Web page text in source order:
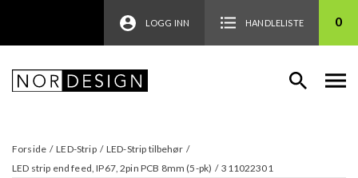
LOGG INN HANDLELISTE 0
Forside / LED-Strip / LED-Strip tilbehør /
LED strip end feed, IP67, 2pin PCB 8mm (5-pk) / 311022301